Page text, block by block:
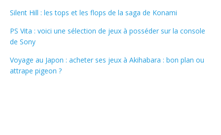
Silent Hill : les tops et les flops de la saga de Konami
PS Vita : voici une sélection de jeux à posséder sur la console
de Sony
Voyage au Japon : acheter ses jeux à Akihabara : bon plan ou
attrape pigeon ?